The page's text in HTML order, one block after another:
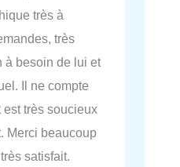
très à
très
à besoin de lui et
Il ne compte
est très soucieux
Merci beaucoup
satisfait.